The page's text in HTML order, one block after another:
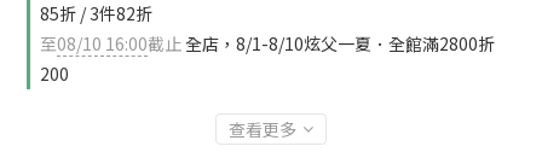
85折 / 3件82折
至08/10 16:00截止全店，8/1-8/10炫父一夏．全館滿2800折
200
查看更多